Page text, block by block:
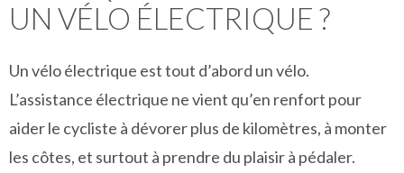
UN VÉLO ÉLECTRIQUE ?
Un vélo électrique est tout d’abord un vélo.
L’assistance électrique ne vient qu’en renfort pour
aider le cycliste à dévorer plus de kilomètres, à monter
les côtes, et surtout à prendre du plaisir à pédaler.